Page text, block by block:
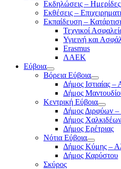
Εκδηλώσεις – Ημερίδες
Εκθέσεις –
Εκπαίδευση –
Τεχνικοί
Υγιεινή και
Erasmus
ΛΑΕΚ
Εύβοια
Βόρεια Εύβοια
Δήμος Ιστιαίας –
Δήμος
Κεντρική Εύβοια
Δήμος Διρφύων
Δήμος Χαλκιδέων
Δήμος Ερέτριας
Νότια Εύβοια
Δήμος Κύμης –
Δήμος Καρύστου
Σκύρος